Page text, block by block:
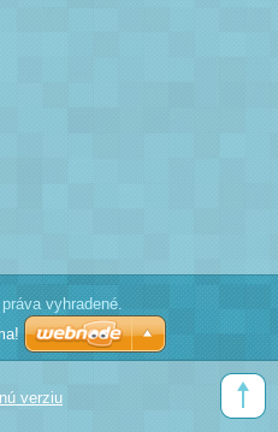
vyhradené.
verziu